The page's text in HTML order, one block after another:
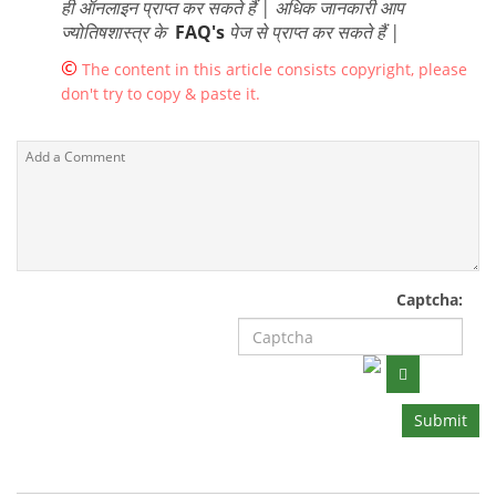
ही ऑनलाइन प्राप्त कर सकते हैं | अधिक जानकारी आप
ज्योतिषशास्त्र के FAQ's पेज से प्राप्त कर सकते हैं |
© The content in this article consists copyright, please
don't try to copy & paste it.
Captcha:
Submit